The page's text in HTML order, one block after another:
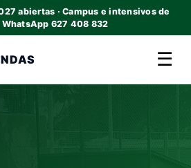
abiertas · Campus e intensivos de
WhatsApp 627 408 832
☰